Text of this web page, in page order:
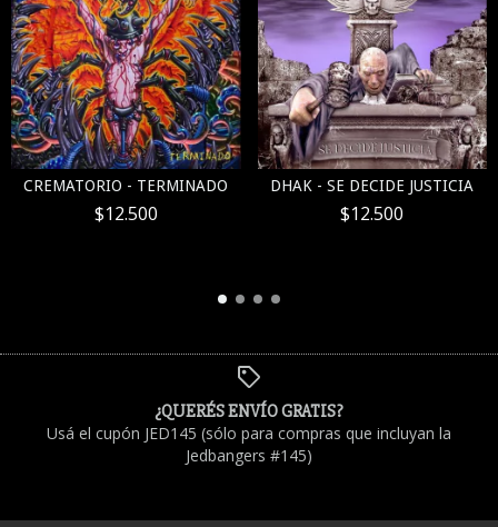
CREMATORIO - TERMINADO
$12.500
DHAK - SE DECIDE JUSTICIA
$12.500
¿QUERÉS ENVÍO GRATIS?
Usá el cupón JED145 (sólo para compras que incluyan la
Jedbangers #145)